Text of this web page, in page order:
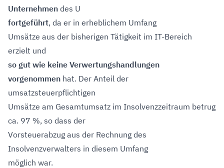
Unternehmen des U
fortgeführt, da er in erheblichem Umfang
Umsätze aus der bisherigen Tätigkeit im IT-Bereich
erzielt und
so gut wie keine Verwertungshandlungen
vorgenommen hat. Der Anteil der
umsatzsteuerpflichtigen
Umsätze am Gesamtumsatz im Insolvenzzeitraum betrug
ca. 97 %, so dass der
Vorsteuerabzug aus der Rechnung des
Insolvenzverwalters in diesem Umfang
möglich war.